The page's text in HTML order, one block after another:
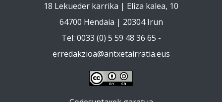
18 Lekueder karrika | Eliza kalea, 10
64700 Hendaia | 20304 Irun
Tel: 0033 (0) 5 59 48 36 65 -
erredakzioa@antxetairratia.eus